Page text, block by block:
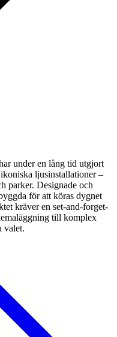
under en lång tid utgjort
ljusinstallationer –
parker. Designade och
för att köras dygnet
kräver en set-and-forget-
till komplex
valet.